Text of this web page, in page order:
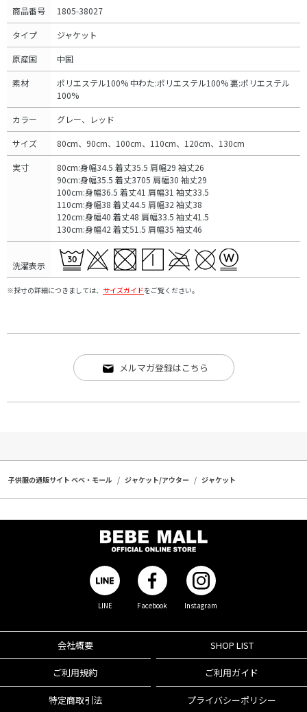
商品番号 1805-38027
タイプ ジャケット
原産国 中国
素材
ポリエステル100% 中わた:ポリエステル100% 裏:ポリエステル
100%
カラー グレー、レッド
サイズ 80cm、90cm、100cm、110cm、120cm、130cm
実寸
80cm:身幅34.5 着丈35.5 肩幅29 袖丈26
90cm:身幅35.5 着丈3705 肩幅30 袖丈29
100cm:身幅36.5 着丈41 肩幅31 袖丈33.5
110cm:身幅38 着丈44.5 肩幅32 袖丈38
120cm:身幅40 着丈48 肩幅33.5 袖丈41.5
130cm:身幅42 着丈51.5 肩幅35 袖丈46
洗濯表示
※採寸の詳細につきましては、 サイズガイドをご覧ください。
メルマガ登録はこちら
子供服の通販サイト ベベ・モール ジャケット/アウター ジャケット
LINE Facebook Instagram
会社概要 SHOP LIST
ご利用規約 ご利用ガイド
特定商取引法 プライバシーポリシー